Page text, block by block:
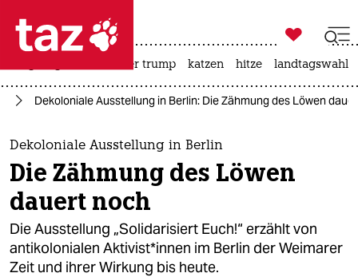
 taz zahl ich
taz zahl ich
themen
politik
öko
gesellschaft

taz zahl ich
usa unter trump katzen hitze landtagswahl
Dekoloniale Ausstellung in Berlin: Die Zähmung des Löwen
Dekoloniale Ausstellung in Berlin
Die Zähmung des Löwen
dauert noch
Die Ausstellung „Solidarisiert Euch!“ erzählt von
antikolonialen Ak­ti­vis­t*in­nen im Berlin der Weimarer
Zeit und ihrer Wirkung bis heute.